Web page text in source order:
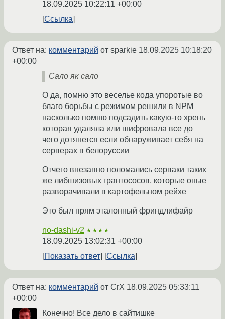
18.09.2025 10:22:11 +00:00
Ссылка
Ответ на: комментарий от sparkie 18.09.2025 10:18:20
+00:00
Сало як сало
О да, помню это веселье кода упоротые во
благо борьбы с режимом решили в NPM
насколько помню подсадить какую-то хрень
которая удаляла или шифровала все до
чего дотянется если обнаруживает себя на
серверах в белоруссии
Отчего внезапно поломались серваки таких
же либшизовых грантососов, которые оные
разворачивали в картофельном рейхе
Это был прям эталонный фриндлифайр
no-dashi-v2 ★★★★
18.09.2025 13:02:31 +00:00
Показать ответ
Ссылка
Ответ на: комментарий от CrX 18.09.2025 05:33:11
+00:00
Конечно! Все дело в сайтишке